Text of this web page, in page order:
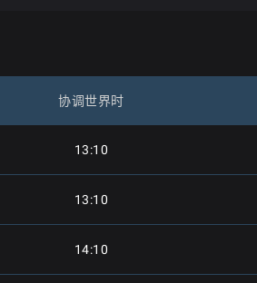
协调世界时
13:10
13:10
14:10